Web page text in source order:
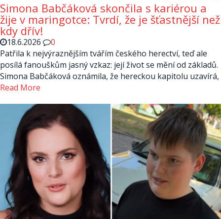
Simona Babčáková skončila s kariérou a
žije v maringotce: Tvrdí, že je šťastnější než
kdy dřív!
18.6.2026
0
Patřila k nejvýraznějším tvářím českého herectví, teď ale
posílá fanouškům jasný vzkaz: její život se mění od základů.
Simona Babčáková oznámila, že hereckou kapitolu uzavírá,
Read More